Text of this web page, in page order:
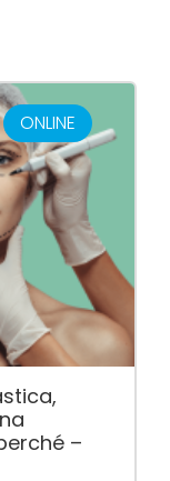
ONLINE
–